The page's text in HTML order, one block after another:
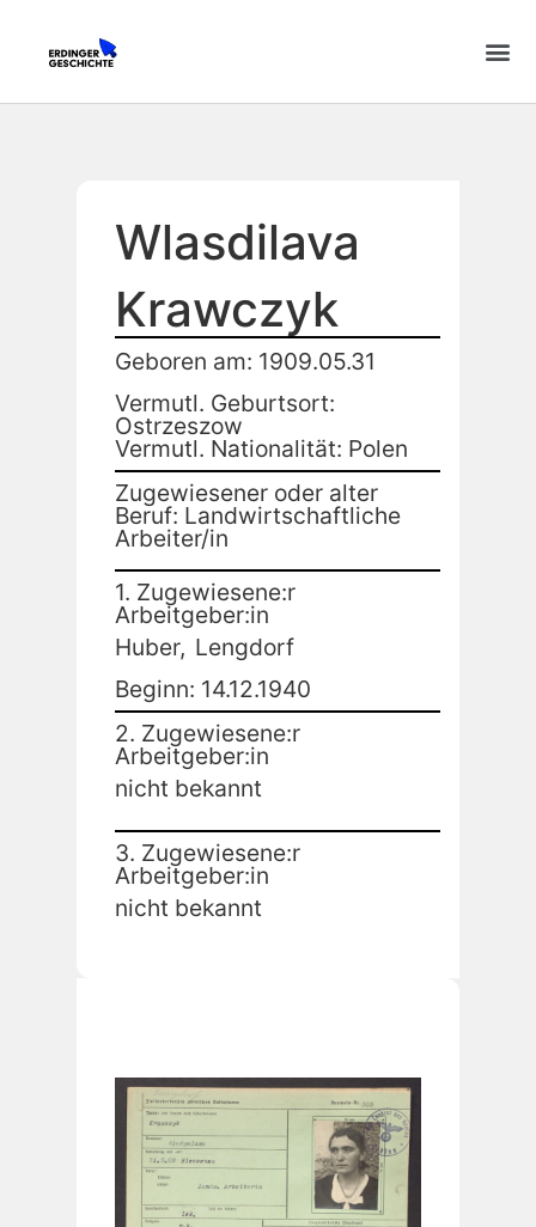
Wlasdilava
Krawczyk
Geboren am: 1909.05.31
Vermutl. Geburtsort:
Ostrzeszow
Vermutl. Nationalität: Polen
Zugewiesener oder alter
Beruf: Landwirtschaftliche
Arbeiter/in
1. Zugewiesene:r
Arbeitgeber:in
Huber, Lengdorf
Beginn: 14.12.1940
2. Zugewiesene:r
Arbeitgeber:in
nicht bekannt
3. Zugewiesene:r
Arbeitgeber:in
nicht bekannt